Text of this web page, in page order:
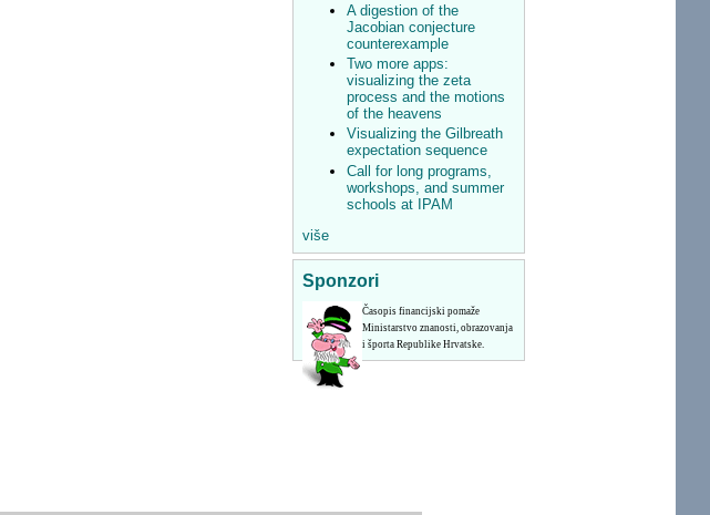
A digestion of the
Jacobian conjecture
counterexample
Two more apps:
visualizing the zeta
process and the motions
of the heavens
Visualizing the Gilbreath
expectation sequence
Call for long programs,
workshops, and summer
schools at IPAM
više
Sponzori
Časopis financijski pomaže
Ministarstvo znanosti, obrazovanja
i športa Republike Hrvatske.